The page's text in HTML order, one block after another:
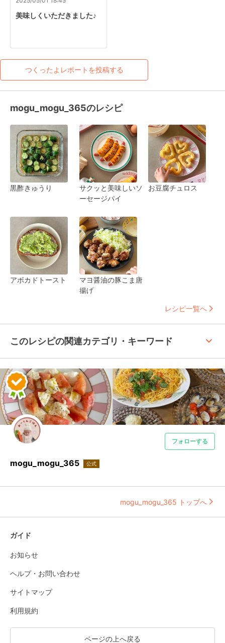
美味しくいただきました♪
つくったよレポートを投稿する
mogu_mogu_365のレシピ
黒酢きゅうり
サクッと美味しいソ
ーセージパイ
お豆腐チュロス
アボカドトースト
マヨ醤油の豚こま唐
揚げ
レシピ一覧へ
このレシピの関連カテゴリ・キーワード keyboard_arrow_up
フォローする
mogu_mogu_365 公式
mogu_mogu_365 トップへ
ガイド
お知らせ
ヘルプ・お問い合わせ
サイトマップ
利用規約
ページの上へ戻る